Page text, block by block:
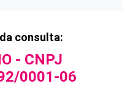
consulta:
- CNPJ
0001-06